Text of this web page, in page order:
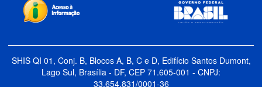
SHIS QI 01, Conj. B, Blocos A, B, C e D, Edifício Santos Dumont,
Lago Sul, Brasília - DF, CEP 71.605-001 - CNPJ:
33.654.831/0001-36